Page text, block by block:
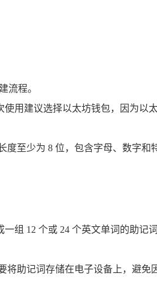
流程。
用建议选择以太坊钱包，因为以
至少为 8 位，包含字母、数字和
组 12 个或 24 个英文单词的助记
助记词存储在电子设备上，避免